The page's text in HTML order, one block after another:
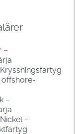
–
offshore-
–
–